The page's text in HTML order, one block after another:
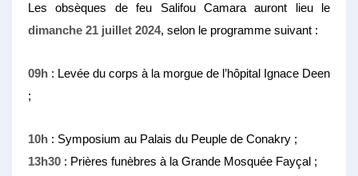
Les obsèques de feu Salifou Camara auront lieu le
dimanche 21 juillet 2024, selon le programme suivant :
09h : Levée du corps à la morgue de l’hôpital Ignace Deen
;
10h : Symposium au Palais du Peuple de Conakry ;
13h30 : Prières funèbres à la Grande Mosquée Fayçal ;